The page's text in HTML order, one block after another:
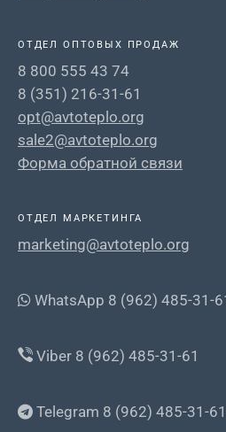
ОТДЕЛ ОПТОВЫХ ПРОДАЖ
8 800 555 43 74
8 (351) 216-31-61
opt@avtoteplo.org
sale2@avtoteplo.org
Форма обратной связи
ОТДЕЛ МАРКЕТИНГА
marketing@avtoteplo.org
WhatsApp 8 (962) 485-31-
Viber 8 (962) 485-31-61
Telegram 8 (962) 485-31-61